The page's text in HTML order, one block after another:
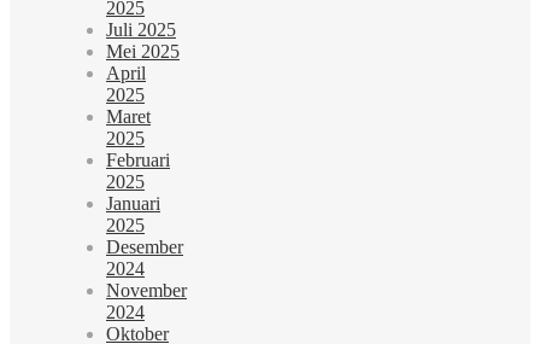
2025
Juli 2025
Mei 2025
April
2025
Maret
2025
Februari
2025
Januari
2025
Desember
2024
November
2024
Oktober